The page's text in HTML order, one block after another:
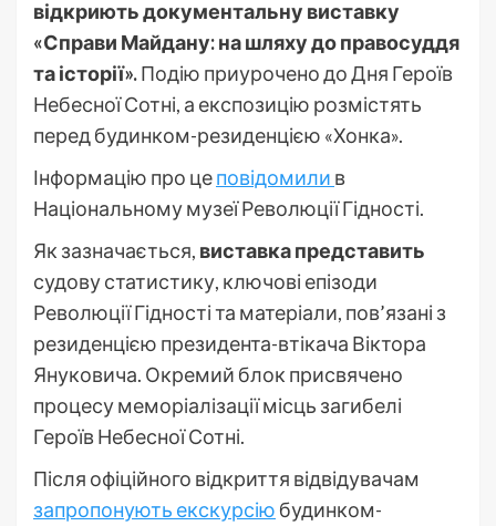
відкриють документальну виставку
«Справи Майдану: на шляху до правосуддя
та історії».Подію приурочено до Дня Героїв
Небесної Сотні, а експозицію розмістять
перед будинком-резиденцією «Хонка».
Інформацію про цеповідомили в
Національному музеї Революції Гідності.
Як зазначається, виставка представить
судову статистику, ключові епізоди
Революції Гідності та матеріали, пов’язані з
резиденцією президента-втікача Віктора
Януковича. Окремий блок присвячено
процесу меморіалізації місць загибелі
Героїв Небесної Сотні.
Після офіційного відкриття відвідувачам
запропонують екскурсію будинком-